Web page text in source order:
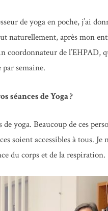
de yoga en poche, j’ai
naturellement, après mon
de l’EHPAD,
par semaine.
séances de Yoga ?
yoga. Beaucoup de ces
soient accessibles à tous.
du corps et de la respiration.